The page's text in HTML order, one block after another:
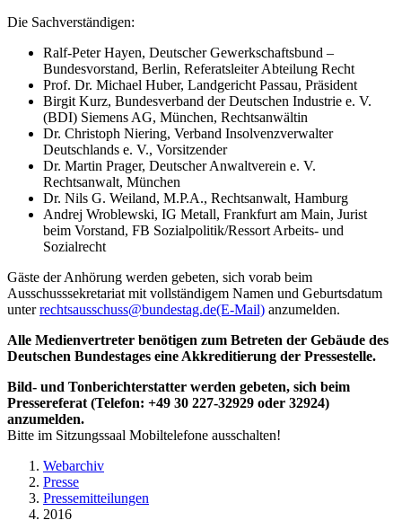
Die Sachverständigen:
Ralf-Peter Hayen, Deutscher Gewerkschaftsbund –
Bundesvorstand, Berlin, Referatsleiter Abteilung Recht
Prof. Dr. Michael Huber, Landgericht Passau, Präsident
Birgit Kurz, Bundesverband der Deutschen Industrie e. V.
(BDI) Siemens AG, München, Rechtsanwältin
Dr. Christoph Niering, Verband Insolvenzverwalter
Deutschlands e. V., Vorsitzender
Dr. Martin Prager, Deutscher Anwaltverein e. V.
Rechtsanwalt, München
Dr. Nils G. Weiland, M.P.A., Rechtsanwalt, Hamburg
Andrej Wroblewski, IG Metall, Frankfurt am Main, Jurist
beim Vorstand, FB Sozialpolitik/Ressort Arbeits- und
Sozialrecht
Gäste der Anhörung werden gebeten, sich vorab beim
Ausschusssekretariat mit vollständigem Namen und Geburtsdatum
unterrechtsausschuss@bundestag.de(E-Mail) anzumelden.
Alle Medienvertreter benötigen zum Betreten der Gebäude des
Deutschen Bundestages eine Akkreditierung der Pressestelle.
Bild- und Tonberichterstatter werden gebeten, sich beim
Pressereferat (Telefon: +49 30 227-32929 oder 32924)
anzumelden.
Bitte im Sitzungssaal Mobiltelefone ausschalten!
Webarchiv
Presse
Pressemitteilungen
2016